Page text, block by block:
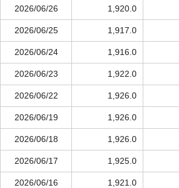
2026/06/26 1,920.0
2026/06/25 1,917.0
2026/06/24 1,916.0
2026/06/23 1,922.0
2026/06/22 1,926.0
2026/06/19 1,926.0
2026/06/18 1,926.0
2026/06/17 1,925.0
2026/06/16 1,921.0